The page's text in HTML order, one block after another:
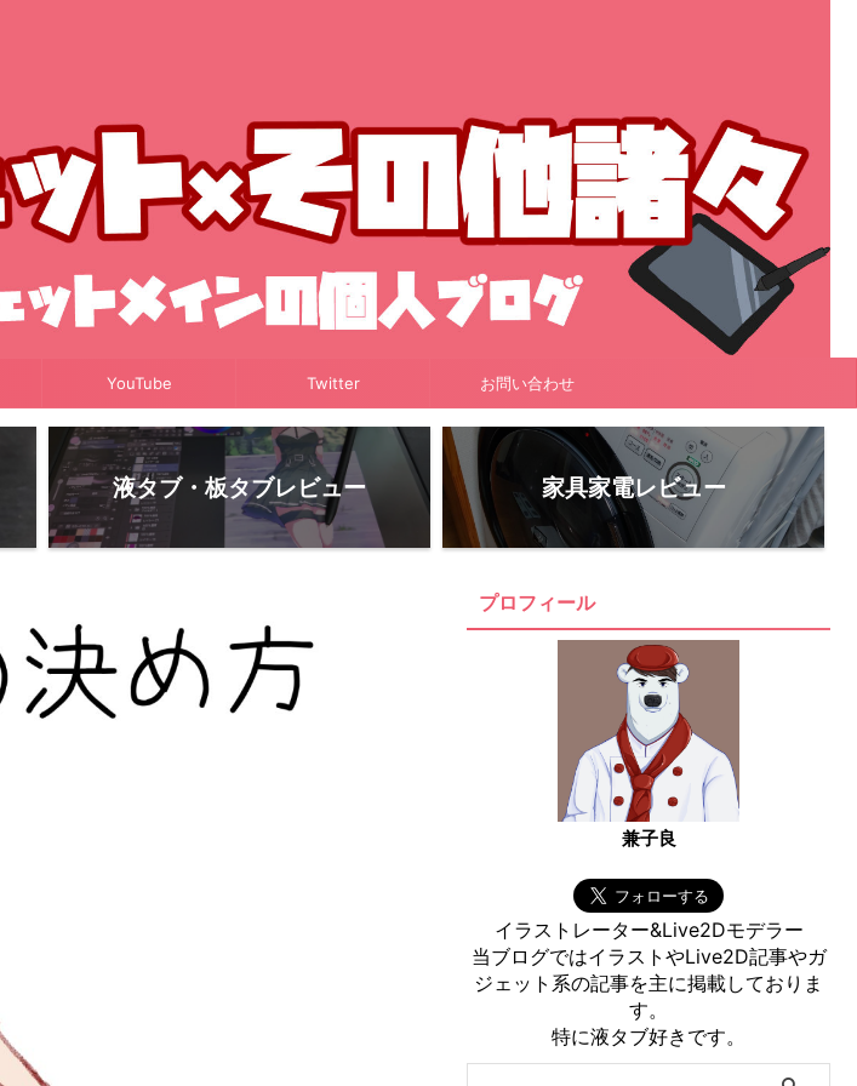
YouTube Twitter お問い合わせ
液タブ・板タブレビュー 家具家電レビュー
プロフィール
兼子良
イラストレーター&Live2Dモデラー
当ブログではイラストやLive2D記事やガ
ジェット系の記事を主に掲載しておりま
す。
特に液タブ好きです。